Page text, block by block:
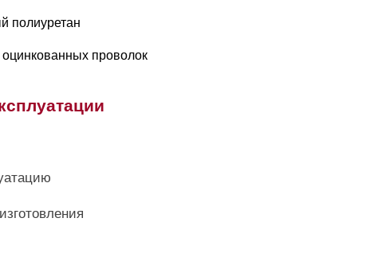
полиуретан
оцинкованных проволок